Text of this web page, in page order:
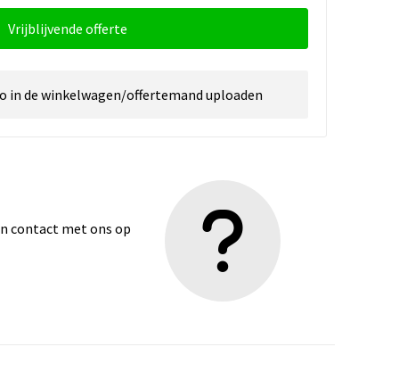
Vrijblijvende offerte
in de winkelwagen/offertemand uploaden
contact met ons op